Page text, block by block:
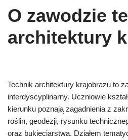
O zawodzie
architektury
Technik architektury krajobrazu to
interdyscyplinarny. Uczniowie
kierunku poznają zagadnienia z
roślin, geodezji, rysunku
oraz bukieciarstwa. Działem